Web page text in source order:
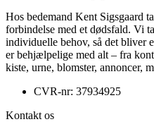
Hos bedemand Kent Sigsgaard
forbindelse med et dødsfald. Vi
individuelle behov, så det bliver
er behjælpelige med alt – fra
kiste, urne, blomster, annoncer,
CVR-nr: 37934925
Kontakt os